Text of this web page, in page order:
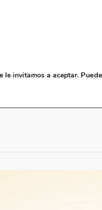
le invitamos a aceptar.